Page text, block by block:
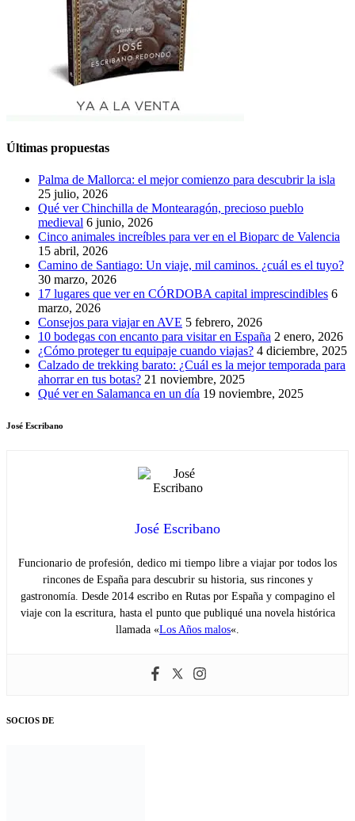
Últimas propuestas
Palma de Mallorca: el mejor comienzo para descubrir la isla
25 julio, 2026
Qué ver Chinchilla de Montearagón, precioso pueblo
medieval 6 junio, 2026
Cinco animales increíbles para ver en el Bioparc de Valencia
15 abril, 2026
Camino de Santiago: Un viaje, mil caminos. ¿cuál es el tuyo?
30 marzo, 2026
17 lugares que ver en CÓRDOBA capital imprescindibles 6
marzo, 2026
Consejos para viajar en AVE 5 febrero, 2026
10 bodegas con encanto para visitar en España 2 enero, 2026
¿Cómo proteger tu equipaje cuando viajas? 4 diciembre, 2025
Calzado de trekking barato: ¿Cuál es la mejor temporada para
ahorrar en tus botas? 21 noviembre, 2025
Qué ver en Salamanca en un día 19 noviembre, 2025
José Escribano
José Escribano
Funcionario de profesión, dedico mi tiempo libre a viajar por todos los
rincones de España para descubrir su historia, sus rincones y
gastronomía. Desde 2014 escribo en Rutas por España y compagino el
viaje con la escritura, hasta el punto que publiqué una novela histórica
llamada «Los Años malos«.
SOCIOS DE